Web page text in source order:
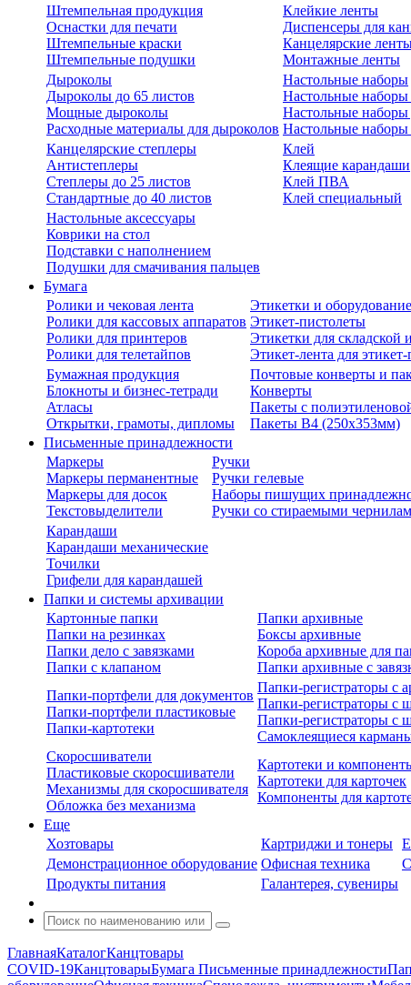
Штемпельная продукция
Оснастки для печати
Штемпельные краски
Штемпельные подушки
Клейкие ленты
Диспенсеры для
Канцелярские
Монтажные ленты
Дыроколы
Дыроколы до 65 листов
Мощные дыроколы
Расходные материалы для дыроколов
Настольные наборы
Настольные наборы
Настольные наборы
Настольные
Канцелярские степлеры
Антистеплеры
Степлеры до 25 листов
Стандартные до 40 листов
Клей
Клеящие карандаши
Клей ПВА
Клей специальный
Настольные аксессуары
Коврики на стол
Подставки с наполнением
Подушки для смачивания пальцев
Бумага
Ролики и чековая лента
Ролики для кассовых аппаратов
Ролики для принтеров
Ролики для телетайпов
Этикетки и
Этикет-пистолеты
Этикетки для
Этикет-лента для этикет-
Бумажная продукция
Блокноты и бизнес-тетради
Атласы
Открытки, грамоты, дипломы
Почтовые конверты и
Конверты
Пакеты с
Пакеты В4 (250х353мм)
Письменные принадлежности
Маркеры
Маркеры перманентные
Маркеры для досок
Текстовыделители
Ручки
Ручки гелевые
Наборы пишущих
Ручки со стираемыми
Карандаши
Карандаши механические
Точилки
Грифели для карандашей
Папки и системы архивации
Картонные папки
Папки на резинках
Папки дело с завязками
Папки с клапаном
Папки архивные
Боксы архивные
Короба архивные для
Папки архивные с
Папки-портфели для документов
Папки-портфели пластиковые
Папки-картотеки
Папки-регистраторы с
Папки-регистраторы с
Папки-регистраторы с
Самоклеящиеся
Скоросшиватели
Пластиковые скоросшиватели
Механизмы для скоросшивателя
Обложка без механизма
Картотеки и
Картотеки для карточек
Компоненты для
Еще
Хозтовары
Картриджи и тонеры
Демонстрационное оборудование Офисная техника
Продукты питания
Галантерея, сувениры
ГлавнаяКаталогКанцтовары
COVID-19КанцтоварыБумага Письменные принадлежности